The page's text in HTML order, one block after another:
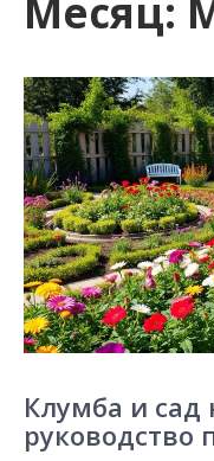
Месяц:
Клумба и сад
руководство